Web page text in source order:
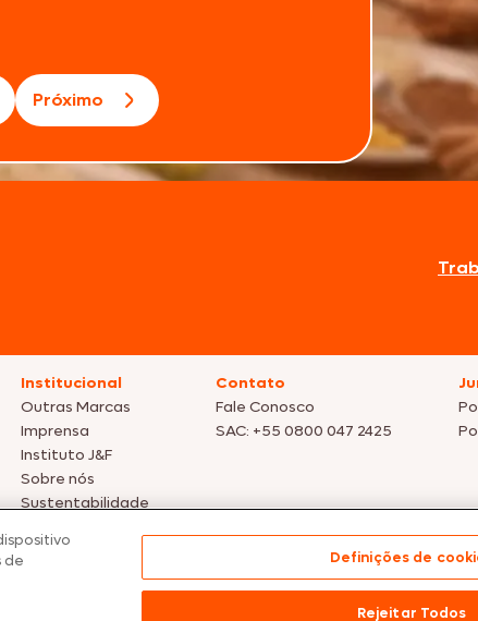
Próximo
Institucional
Outras Marcas
Imprensa
Instituto J&F
Sobre nós
Sustentabilidade
Contato
Fale Conosco
SAC: +55 0800 047 2425
válidas enquanto durarem os estoques dos nossos parceiros |
pagamento são válidos exclusivamente para compras efetuadas em
de
Definições de
Rejeitar Todos